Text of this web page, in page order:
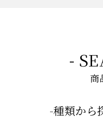
-
商
-種類から